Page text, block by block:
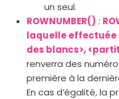
un seul.
ROWNUMBER() :
laquelle effectuée
des blancs>,
renverra des
première à la
En cas d’égalité, la